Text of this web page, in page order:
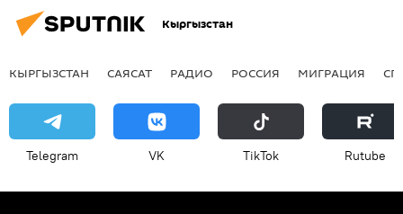
Кыргызстан
КЫРГЫЗСТАН САЯСАТ РАДИО РОССИЯ МИГРАЦИЯ
Telegram VK ТikТоk Rutube